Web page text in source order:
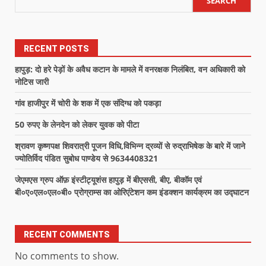
RECENT POSTS
हापुड़: दो हरे पेड़ों के अवैध कटान के मामले में वनरक्षक निलंबित, वन अधिकारी को
नोटिस जारी
गांव हाजीपुर में चोरी के शक में एक संदिग्ध को पकड़ा
50 रुपए के लेनदेन को लेकर युवक को पीटा
श्रावण कृष्णपक्ष शिवरात्री पूजन विधि,विभिन्न द्रव्यों से रुद्राभिषेक के बारे में जाने
ज्योतिर्विद पंडित सुबोध पाण्डेय से 9634408321
जेएमएस ग्रुप ऑफ़ इंस्टीट्यूशंस हापुड़ में बीएससी, बीए, बीकॉम एवं
बी०ए०एल०एल०बी० प्रोग्राम्स का ओरिएंटेशन कम इंडक्शन कार्यक्रम का उद्घाटन
RECENT COMMENTS
No comments to show.